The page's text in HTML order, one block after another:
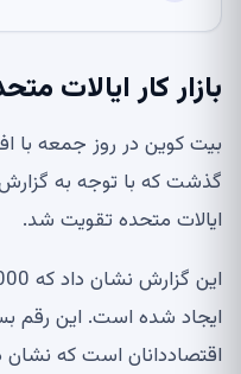
بازار کار ایالات
گذشت که با توجه به
ایالات متحده تقویت شد.
اقتصاددانان است که نشان